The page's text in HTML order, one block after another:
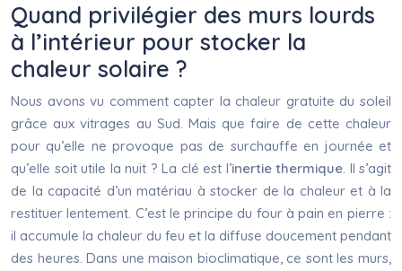
Quand privilégier des murs lourds
à l’intérieur pour stocker la
chaleur solaire ?
Nous avons vu comment capter la chaleur gratuite du soleil
grâce aux vitrages au Sud. Mais que faire de cette chaleur
pour qu’elle ne provoque pas de surchauffe en journée et
qu’elle soit utile la nuit ? La clé est l’inertie thermique. Il s’agit
de la capacité d’un matériau à stocker de la chaleur et à la
restituer lentement. C’est le principe du four à pain en pierre :
il accumule la chaleur du feu et la diffuse doucement pendant
des heures. Dans une maison bioclimatique, ce sont les murs,